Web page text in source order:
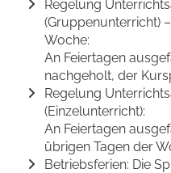
Regelung
(Gruppenunterricht)
Woche:
An Feiertagen
nachgeholt, der
Regelung
(Einzelunterricht):
An Feiertagen
übrigen Tagen der
Betriebsferien: Die